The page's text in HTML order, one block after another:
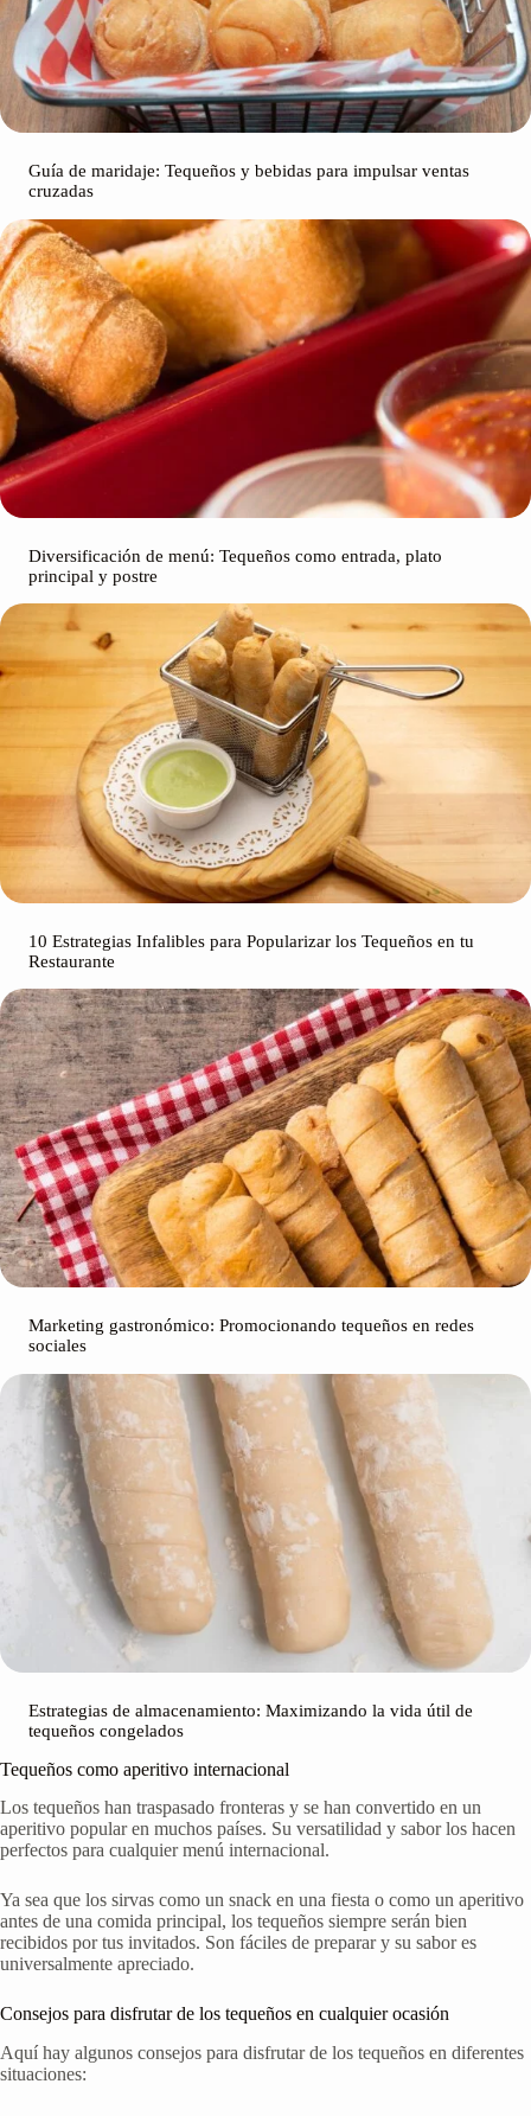
Guía de maridaje: Tequeños y bebidas para impulsar ventas
cruzadas
Diversificación de menú: Tequeños como entrada, plato
principal y postre
10 Estrategias Infalibles para Popularizar los Tequeños en tu
Restaurante
Marketing gastronómico: Promocionando tequeños en redes
sociales
Estrategias de almacenamiento: Maximizando la vida útil de
tequeños congelados
Tequeños como aperitivo internacional
Los tequeños han traspasado fronteras y se han convertido en un
aperitivo popular en muchos países. Su versatilidad y sabor los hacen
perfectos para cualquier menú internacional.
Ya sea que los sirvas como un snack en una fiesta o como un aperitivo
antes de una comida principal, los tequeños siempre serán bien
recibidos por tus invitados. Son fáciles de preparar y su sabor es
universalmente apreciado.
Consejos para disfrutar de los tequeños en cualquier ocasión
Aquí hay algunos consejos para disfrutar de los tequeños en diferentes
situaciones: